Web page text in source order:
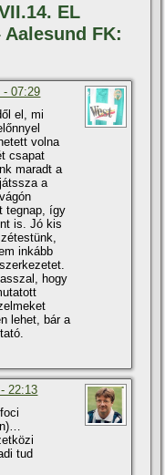
EL
FK:
- 07:29
el, mi
volna
csapat
maradt a
a
tegnap, í­gy
is. Jó kis
inkább
hogy
lehet, bár a
22:13
tud